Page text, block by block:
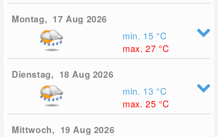
Montag, 17 Aug 2026
min. 15 °C
max. 27 °C
Dienstag, 18 Aug 2026
min. 13 °C
max. 25 °C
Mittwoch, 19 Aug 2026